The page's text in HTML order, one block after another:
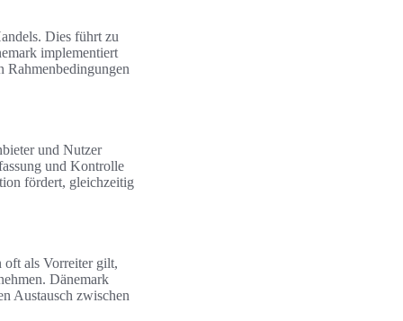
Dies führt zu
implementiert
Rahmenbedingungen
und Nutzer
und Kontrolle
fördert, gleichzeitig
oft als Vorreiter gilt,
Dänemark
Austausch zwischen